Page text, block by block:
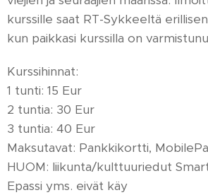
kurssille saat RT-Sykkeeltä
kun paikkasi kurssilla on
Kurssihinnat:
1 tunti: 15 Eur
2 tuntia: 30 Eur
3 tuntia: 40 Eur
Maksutavat: Pankkikortti,
HUOM: liikunta/kulttuuriedut
Epassi yms. eivät käy